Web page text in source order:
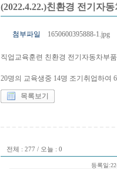
(2022.4.22.)친환경 전기자
첨부파일 1650600395888-1.jpg
직업교육훈련 친환경 전기자동차부
20명의 교육생중 14명 조기취업하여
목록보기
전체 : 277 / 오늘 : 0
등록일